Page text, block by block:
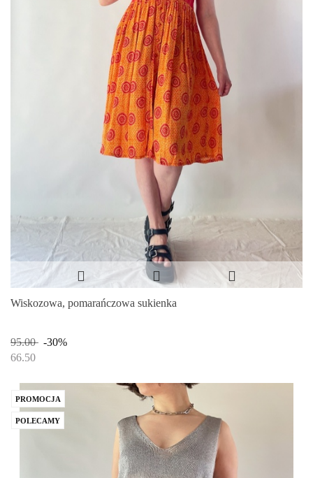
Wiskozowa, pomarańczowa sukienka
95.00
-30%
66.50
PROMOCJA
POLECAMY